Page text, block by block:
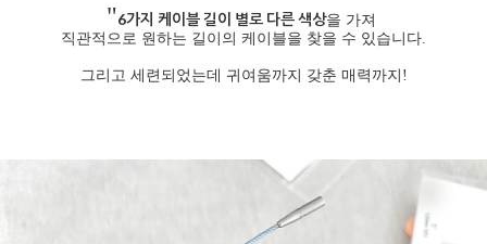
"6가지 케이블 길이 별로 다른 색상을 가져
직관적으로 원하는 길이의 케이블을 찾을 수 있습니다.
그리고 세련되었는데 귀여움까지 갖춘 매력까지!